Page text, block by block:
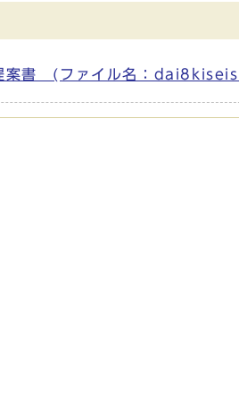
案書 (ファイル名：